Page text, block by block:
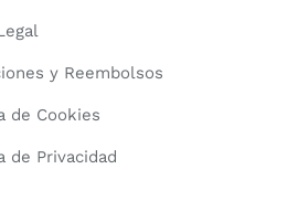
y Reembolsos
de Cookies
de Privacidad